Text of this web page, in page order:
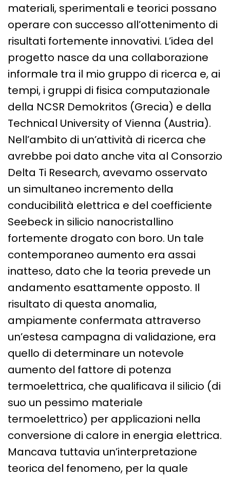
materiali, sperimentali e teorici possano
operare con successo all’ottenimento di
risultati fortemente innovativi. L’idea del
progetto nasce da una collaborazione
informale tra il mio gruppo di ricerca e, ai
tempi, i gruppi di fisica computazionale
della NCSR Demokritos (Grecia) e della
Technical University of Vienna (Austria).
Nell’ambito di un’attività di ricerca che
avrebbe poi dato anche vita al Consorzio
Delta Ti Research, avevamo osservato
un simultaneo incremento della
conducibilità elettrica e del coefficiente
Seebeck in silicio nanocristallino
fortemente drogato con boro. Un tale
contemporaneo aumento era assai
inatteso, dato che la teoria prevede un
andamento esattamente opposto. Il
risultato di questa anomalia,
ampiamente confermata attraverso
un’estesa campagna di validazione, era
quello di determinare un notevole
aumento del fattore di potenza
termoelettrica, che qualificava il silicio (di
suo un pessimo materiale
termoelettrico) per applicazioni nella
conversione di calore in energia elettrica.
Mancava tuttavia un’interpretazione
teorica del fenomeno, per la quale